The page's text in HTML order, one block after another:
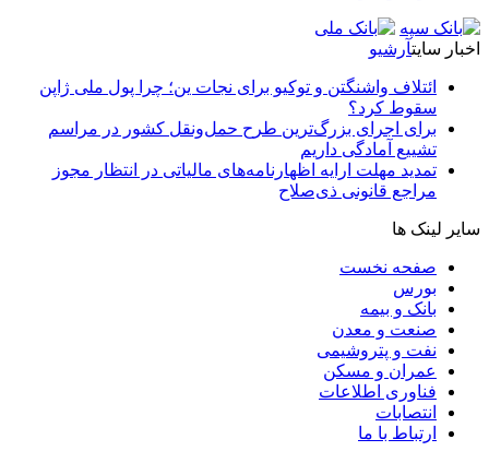
اخبار سایتآرشیو
ائتلاف واشنگتن و توکیو برای نجات ین؛ چرا پول ملی ژاپن
سقوط کرد؟
برای اجرای بزرگ‌ترین طرح حمل‌ونقل کشور در مراسم
تشییع آمادگی داریم
تمدید مهلت ارایه اظهارنامه‌های مالیاتی در انتظار مجوز
مراجع قانونی ذی‌‏صلاح
سایر لینک ها
صفحه نخست
بورس
بانک و بیمه
صنعت و معدن
نفت و پتروشیمی
عمران و مسکن
فناوری اطلاعات
انتصابات
ارتباط با ما